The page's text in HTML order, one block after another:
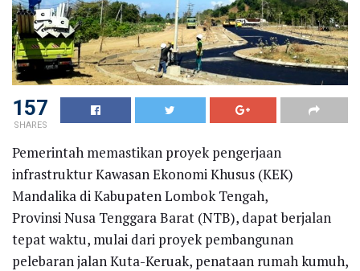
157
SHARES
Pemerintah memastikan proyek pengerjaan
infrastruktur Kawasan Ekonomi Khusus (KEK)
Mandalika di Kabupaten Lombok Tengah,
Provinsi Nusa Tenggara Barat (NTB), dapat berjalan
tepat waktu, mulai dari proyek pembangunan
pelebaran jalan Kuta-Keruak, penataan rumah kumuh,